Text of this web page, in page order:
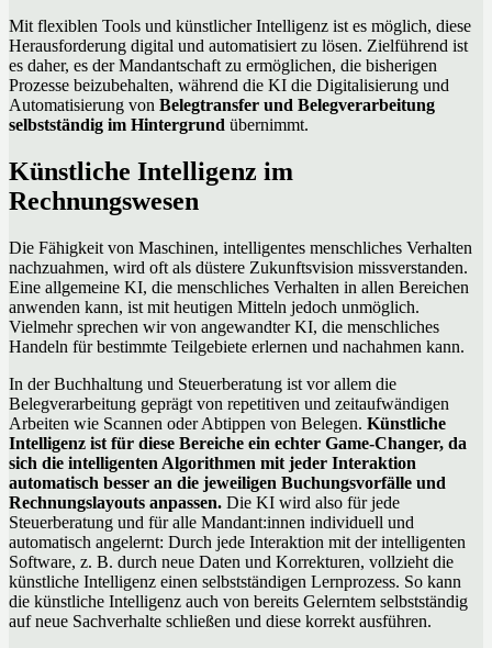
Mit flexiblen Tools und künstlicher Intelligenz ist es möglich, diese
Herausforderung digital und automatisiert zu lösen. Zielführend ist
es daher, es der Mandantschaft zu ermöglichen, die bisherigen
Prozesse beizubehalten, während die KI die Digitalisierung und
Automatisierung von Belegtransfer und Belegverarbeitung
selbstständig im Hintergrund übernimmt.
Künstliche Intelligenz im
Rechnungswesen
Die Fähigkeit von Maschinen, intelligentes menschliches Verhalten
nachzuahmen, wird oft als düstere Zukunftsvision missverstanden.
Eine allgemeine KI, die menschliches Verhalten in allen Bereichen
anwenden kann, ist mit heutigen Mitteln jedoch unmöglich.
Vielmehr sprechen wir von angewandter KI, die menschliches
Handeln für bestimmte Teilgebiete erlernen und nachahmen kann.
In der Buchhaltung und Steuerberatung ist vor allem die
Belegverarbeitung geprägt von repetitiven und zeitaufwändigen
Arbeiten wie Scannen oder Abtippen von Belegen. Künstliche
Intelligenz ist für diese Bereiche ein echter Game-Changer, da
sich die intelligenten Algorithmen mit jeder Interaktion
automatisch besser an die jeweiligen Buchungsvorfälle und
Rechnungslayouts anpassen. Die KI wird also für jede
Steuerberatung und für alle Mandant:innen individuell und
automatisch angelernt: Durch jede Interaktion mit der intelligenten
Software, z. B. durch neue Daten und Korrekturen, vollzieht die
künstliche Intelligenz einen selbstständigen Lernprozess. So kann
die künstliche Intelligenz auch von bereits Gelerntem selbstständig
auf neue Sachverhalte schließen und diese korrekt ausführen.